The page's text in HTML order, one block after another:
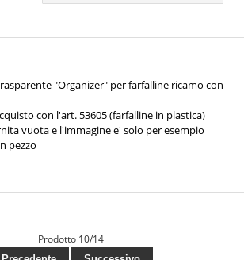
"Organizer" per farfalline ricamo con
con l'art. 53605 (farfalline in plastica)
vuota e l'immagine e' solo per esempio
pezzo
Prodotto 10/14